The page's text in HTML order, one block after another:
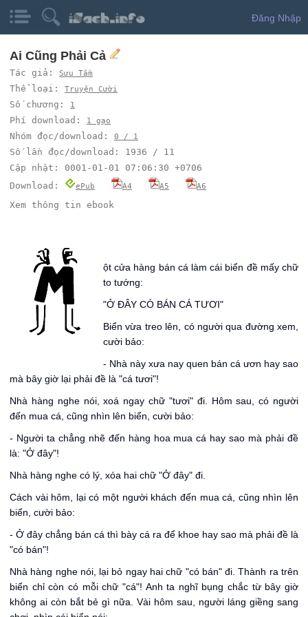
Đăng Nhập
Ai Cũng Phải Cả
Tác giả: Sưu Tầm
Thể loại: Truyện Cười
Số chương: 1
Phí download: 1 gạo
Nhóm đọc/download: 0 / 1
Số lần đọc/download: 1936 / 11
Cập nhật: 0001-01-01 07:06:30 +0706
Download:
ePub A4 A5 A6
Xem thông tin ebook
ột cửa hàng bán cá làm cái biển đề mấy chữ
to tướng:
"Ở ÐÂY CÓ BÁN CÁ TƯƠI"
Biển vừa treo lên, có người qua đường xem,
cười bảo:
- Nhà này xưa nay quen bán cá ươn hay sao
mà bây giờ lại phải đề là "cá tươi"!
Nhà hàng nghe nói, xoá ngay chữ "tươi" đi. Hôm sau, có người
đến mua cá, cũng nhìn lên biển, cười bảo:
- Người ta chẳng nhẽ đến hàng hoa mua cá hay sao mà phải đề
là: "Ở đây"!
Nhà hàng nghe có lý, xóa hai chữ "Ở đây" đi.
Cách vài hôm, lại có một người khách đến mua cá, cũng nhìn lên
biển, cười bảo:
- Ở đây chẳng bán cá thì bày cá ra để khoe hay sao mà phải đề là
"có bán"!
Nhà hàng nghe nói, lại bỏ ngay hai chữ "có bán" đi. Thành ra trên
biển chỉ còn có mỗi chữ "cá"! Anh ta nghĩ bụng chắc từ bây giờ
không ai còn bắt bẻ gì nữa. Vài hôm sau, người láng giềng sang